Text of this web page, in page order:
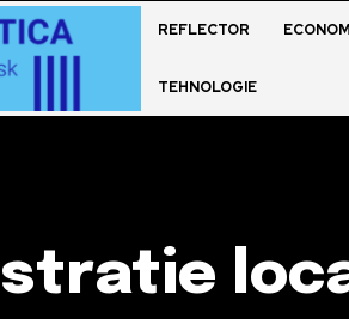
REFLECTOR
TEHNOLOGIE